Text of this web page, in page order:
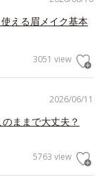
える眉メイク基本
3051 view
2026/06/11
ままで大丈夫？
5763 view